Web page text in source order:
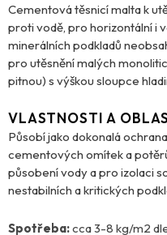
Cementová těsnicí malta k
proti vodě, pro horizontální i
minerálních podkladů
pro utěsnění malých
pitnou) s výškou sloupce
VLASTNOSTI A
Působí jako dokonalá
cementových omítek a
působení vody a pro izolaci
nestabilních a kritických
materiály. Maltu chraňte
vrstvou potěru, omítky nebo
Spotřeba:cca 3-8 kg/m2